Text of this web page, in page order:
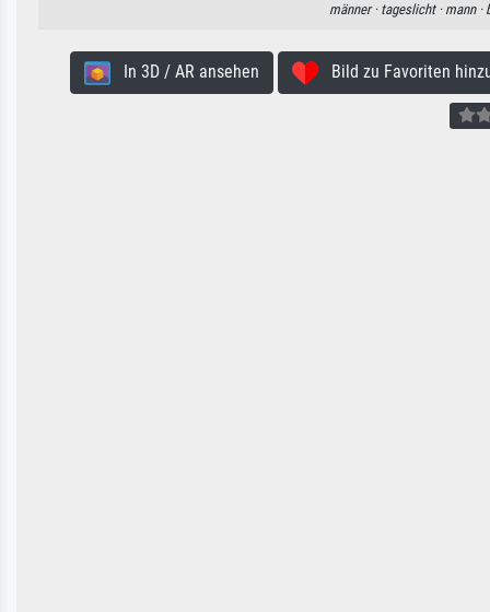
männer · tageslicht · mann ·
In 3D / AR ansehen Bild zu Favoriten